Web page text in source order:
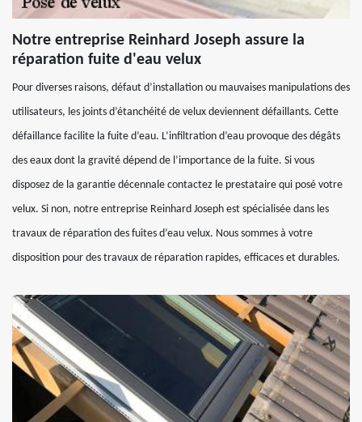
Notre entreprise Reinhard Joseph assure la
réparation fuite d'eau velux
Pour diverses raisons, défaut d’installation ou mauvaises manipulations des
utilisateurs, les joints d’étanchéité de velux deviennent défaillants. Cette
défaillance facilite la fuite d’eau. L’infiltration d’eau provoque des dégâts
des eaux dont la gravité dépend de l’importance de la fuite. Si vous
disposez de la garantie décennale contactez le prestataire qui posé votre
velux. Si non, notre entreprise Reinhard Joseph est spécialisée dans les
travaux de réparation des fuites d’eau velux. Nous sommes à votre
disposition pour des travaux de réparation rapides, efficaces et durables.